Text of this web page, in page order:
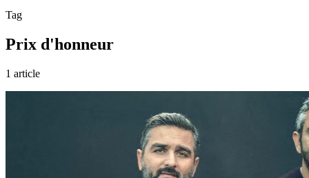
Tag
Prix d'honneur
1 article